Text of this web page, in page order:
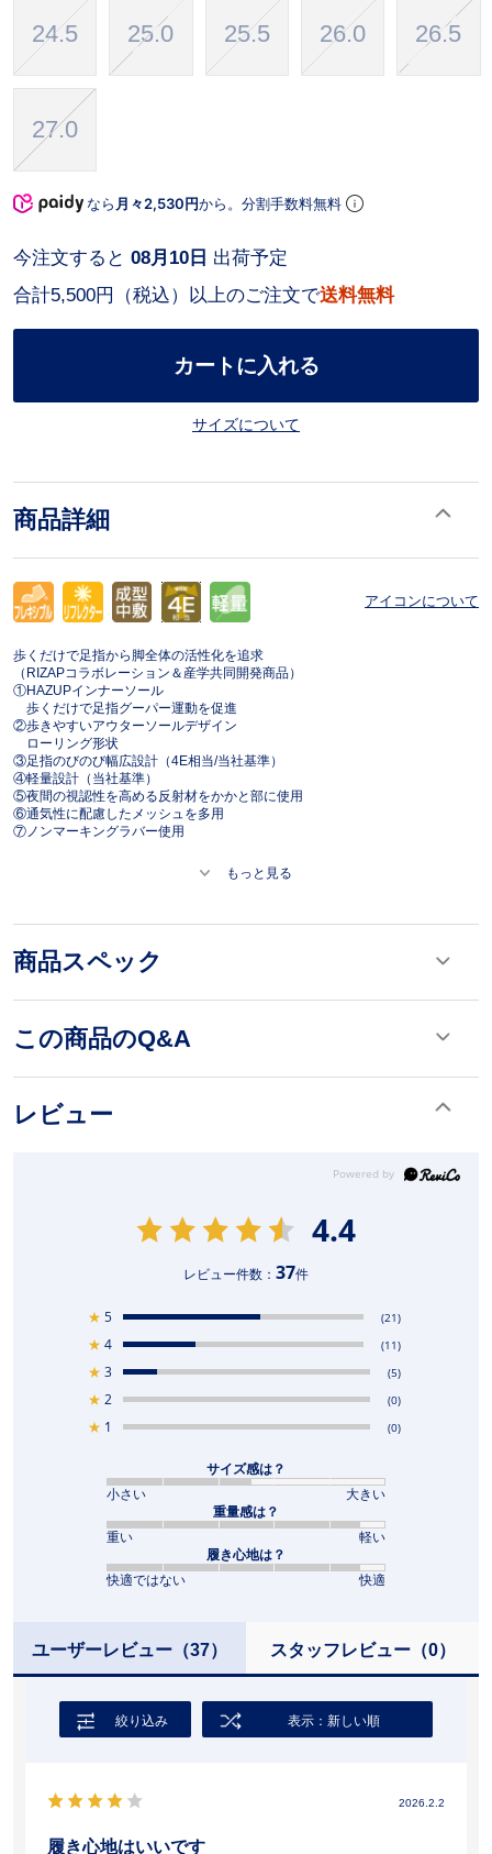
24.5 25.0 25.5 26.0 26.5
27.0
なら 月々2,530円から。分割手数料無料
合計5,500円（税込）以上のご注文で送料無料
今注文すると 08月10日 出荷予定
カートに入れる
サイズについて
商品詳細
アイコンについて
歩くだけで足指から脚全体の活性化を追求
（RIZAPコラボレーション＆産学共同開発商品）
①HAZUPインナーソール
歩くだけで足指グーパー運動を促進
②歩きやすいアウターソールデザイン
ローリング形状
③足指のびのび幅広設計（4E相当/当社基準）
④軽量設計（当社基準）
⑤夜間の視認性を高める反射材をかかと部に使用
⑥通気性に配慮したメッシュを多用
⑦ノンマーキングラバー使用
もっと見る
商品スペック
この商品のQ&A
レビュー
4.4
レビュー件数： 37件
★ 5 (21)
★ 4 (11)
★ 3 (5)
★ 2 (0)
★ 1 (0)
サイズ感は？
小さい
大きい
重量感は？
重い
軽い
履き心地は？
快適ではない
快適
ユーザーレビュー（37） スタッフレビュー（0）
絞り込み 表示：新しい順
2026.2.2
履き心地はいいです